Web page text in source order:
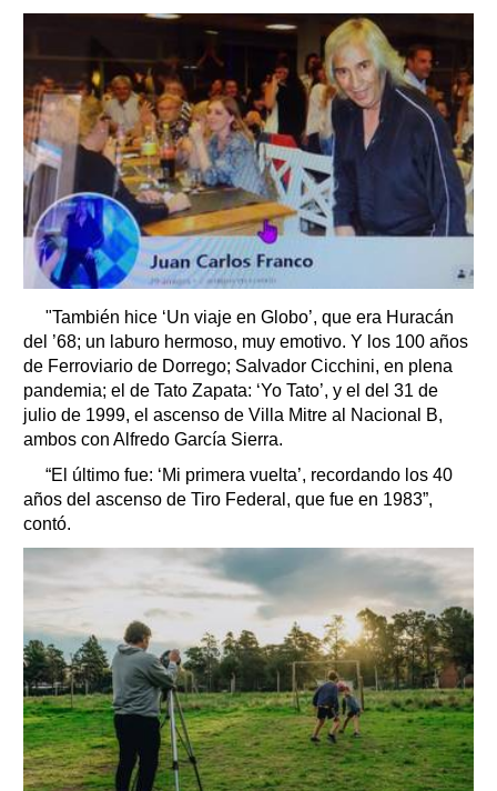
"También hice ‘Un viaje en Globo’, que era Huracán
del ’68; un laburo hermoso, muy emotivo. Y los 100 años
de Ferroviario de Dorrego; Salvador Cicchini, en plena
pandemia; el de Tato Zapata: ‘Yo Tato’, y el del 31 de
julio de 1999, el ascenso de Villa Mitre al Nacional B,
ambos con Alfredo García Sierra.
“El último fue: ‘Mi primera vuelta’, recordando los 40
años del ascenso de Tiro Federal, que fue en 1983”,
contó.